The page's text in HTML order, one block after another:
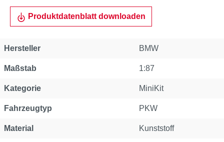
Produktdatenblatt downloaden
Hersteller BMW
Maßstab 1:87
Kategorie MiniKit
Fahrzeugtyp PKW
Material Kunststoff